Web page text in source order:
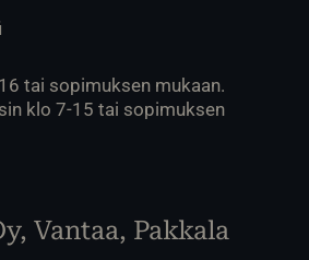
tai sopimuksen mukaan.
klo 7-15 tai sopimuksen
Vantaa, Pakkala